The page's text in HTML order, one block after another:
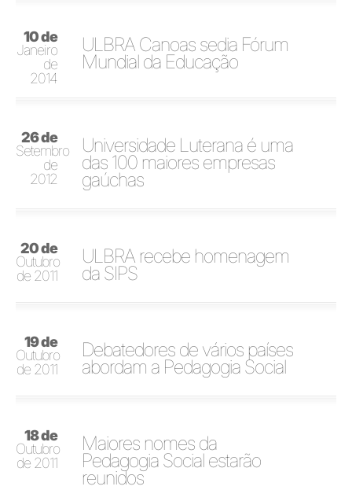
10 de
Janeiro
de
2014
ULBRA Canoas sedia Fórum
Mundial da Educação
26 de
Setembro
de
2012
Universidade Luterana é uma
das 100 maiores empresas
gaúchas
20 de
Outubro
de 2011
ULBRA recebe homenagem
da SIPS
19 de
Outubro
de 2011
Debatedores de vários países
abordam a Pedagogia Social
18 de
Outubro
de 2011
Maiores nomes da
Pedagogia Social estarão
reunidos